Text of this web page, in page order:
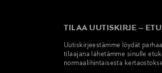
TILAA UUTISKIRJE –
Uutiskirjeestämme löydät
tilaajana lähetämme sinulle
normaalihintaisesta